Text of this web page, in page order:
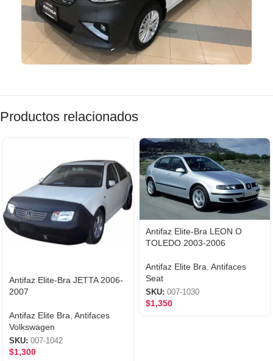
Productos relacionados
Antifaz Elite-Bra JETTA 2006-
2007
Antifaz Elite Bra Antifaces
Volkswagen
SKU: 007-1042
$1,300
Antifaz Elite-Bra LEON O
TOLEDO 2003-2006
Antifaz Elite Bra Antifaces
Seat
SKU: 007-1030
$1,350